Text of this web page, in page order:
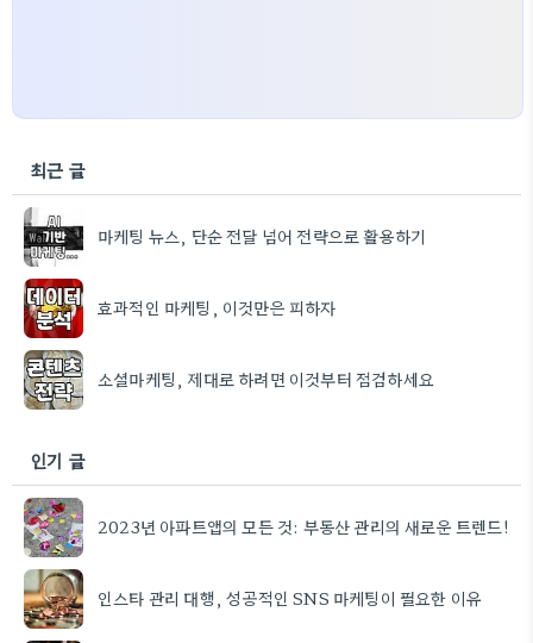
최근 글
마케팅 뉴스, 단순 전달 넘어 전략으로 활용하기
효과적인 마케팅, 이것만은 피하자
소셜마케팅, 제대로 하려면 이것부터 점검하세요
인기 글
2023년 아파트앱의 모든 것: 부동산 관리의 새로운 트렌드!
인스타 관리 대행, 성공적인 SNS 마케팅이 필요한 이유